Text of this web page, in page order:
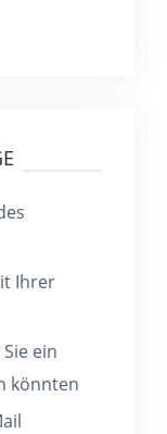
Ihrer
ein
könnten